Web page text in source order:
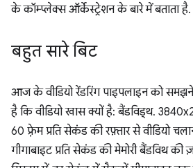
के कॉम्प्लेक्स ऑर्केस्ट्रेशन के बारे में बताता है.
बहुत सारे बिट
आज के वीडियो रेंडरिंग पाइपलाइन को
है कि वीडियो खास क्यों है: बैंडविड्थ.
60 फ़्रेम प्रति सेकंड की रफ़्तार से वीडियो
गीगाबाइट प्रति सेकंड की मेमोरी बैंडविथ